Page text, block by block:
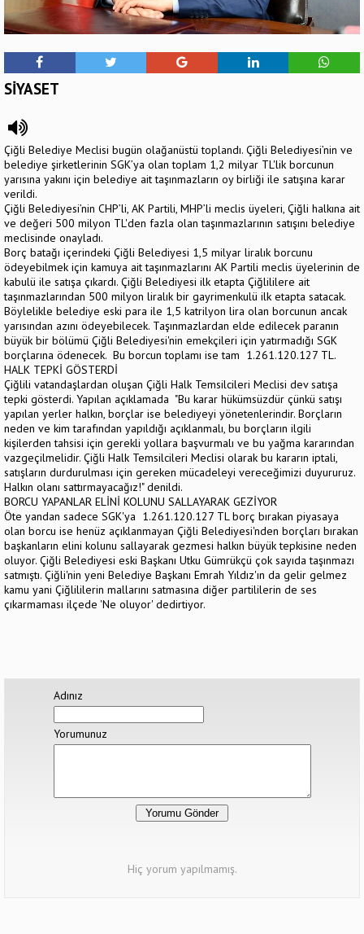
SİYASET
Çiğli Belediye Meclisi bugün olağanüstü toplandı. Çiğli Belediyesi’nin ve
belediye şirketlerinin SGK’ya olan toplam 1,2 milyar TL'lik borcunun
yarısına yakını için belediye ait taşınmazların oy birliği ile satışına karar
verildi.
Çiğli Belediyesi’nin CHP’li, AK Partili, MHP’li meclis üyeleri, Çiğli halkına ait
ve değeri 500 milyon TL'den fazla olan taşınmazlarının satışını belediye
meclisinde onayladı.
Borç batağı içerindeki Çiğli Belediyesi 1,5 milyar liralık borcunu
ödeyebilmek için kamuya ait taşınmazlarını AK Partili meclis üyelerinin de
kabulü ile satışa çıkardı. Çiğli Belediyesi ilk etapta Çiğlililere ait
taşınmazlarından 500 milyon liralık bir gayrimenkulü ilk etapta satacak.
Böylelikle belediye eski para ile 1,5 katrilyon lira olan borcunun ancak
yarısından azını ödeyebilecek. Taşınmazlardan elde edilecek paranın
büyük bir bölümü Çiğli Belediyesi'nin emekçileri için yatırmadığı SGK
borçlarına ödenecek. Bu borcun toplamı ise tam 1.261.120.127 TL.
HALK TEPKİ GÖSTERDİ
Çiğlili vatandaşlardan oluşan Çiğli Halk Temsilcileri Meclisi dev satışa
tepki gösterdi. Yapılan açıklamada "Bu karar hükümsüzdür çünkü satışı
yapılan yerler halkın, borçlar ise belediyeyi yönetenlerindir. Borçların
neden ve kim tarafından yapıldığı açıklanmalı, bu borçların ilgili
kişilerden tahsisi için gerekli yollara başvurmalı ve bu yağma kararından
vazgeçilmelidir. Çiğli Halk Temsilcileri Meclisi olarak bu kararın iptali,
satışların durdurulması için gereken mücadeleyi vereceğimizi duyururuz.
Halkın olanı sattırmayacağız!" denildi.
BORCU YAPANLAR ELİNİ KOLUNU SALLAYARAK GEZİYOR
Öte yandan sadece SGK'ya 1.261.120.127 TL borç bırakan piyasaya
olan borcu ise henüz açıklanmayan Çiğli Belediyesi'nden borçları bırakan
başkanların elini kolunu sallayarak gezmesi halkın büyük tepkisine neden
oluyor. Çiğli Belediyesi eski Başkanı Utku Gümrükçü çok sayıda taşınmazı
satmıştı. Çiğli'nin yeni Belediye Başkanı Emrah Yıldız'ın da gelir gelmez
kamu yani Çiğlililerin mallarını satmasına diğer partililerin de ses
çıkarmaması ilçede 'Ne oluyor' dedirtiyor.
Adınız
Yorumunuz
Hiç yorum yapılmamış.